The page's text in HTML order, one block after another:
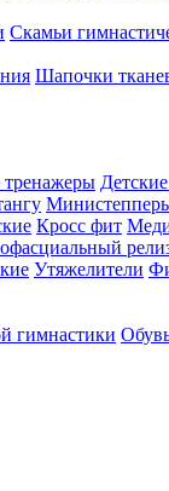
Скамьи
Шапочки
тренажеры
Кросс фит
Утяжелители
гимнастики